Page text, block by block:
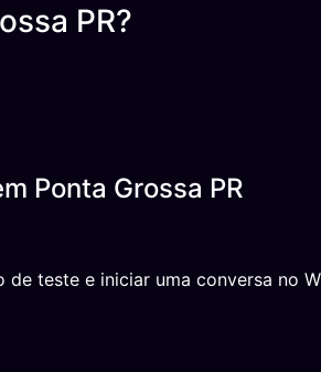
PR?
Ponta Grossa PR
de teste e iniciar uma conversa no